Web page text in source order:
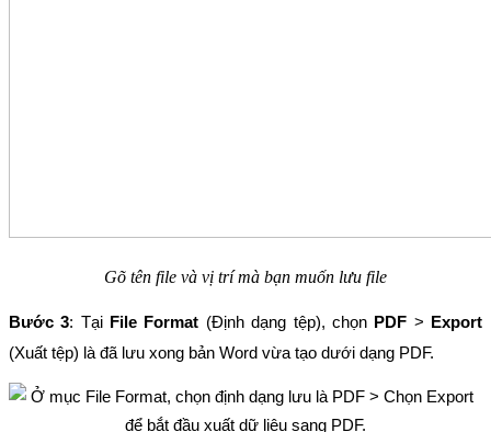
Gõ tên file và vị trí mà bạn muốn lưu file
Bước 3: Tại File Format (Định dạng tệp), chọn PDF >
(Xuất tệp) là đã lưu xong bản Word vừa tạo dưới dạng PDF.